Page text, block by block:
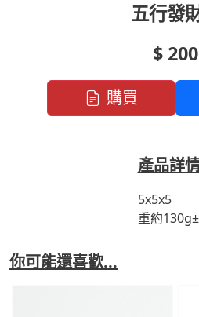
五行發
$ 200
購買
產品詳
5x5x5
重約
你可能還喜歡...